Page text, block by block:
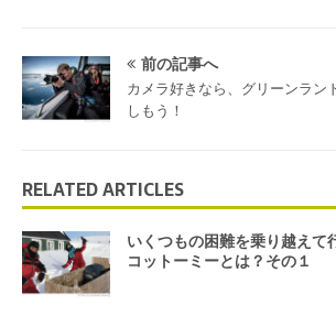
前の記事へ
カメラ好きなら、グリーンラン
しもう！
RELATED ARTICLES
いくつもの困難を乗り越えて
コットーミーとは？その１